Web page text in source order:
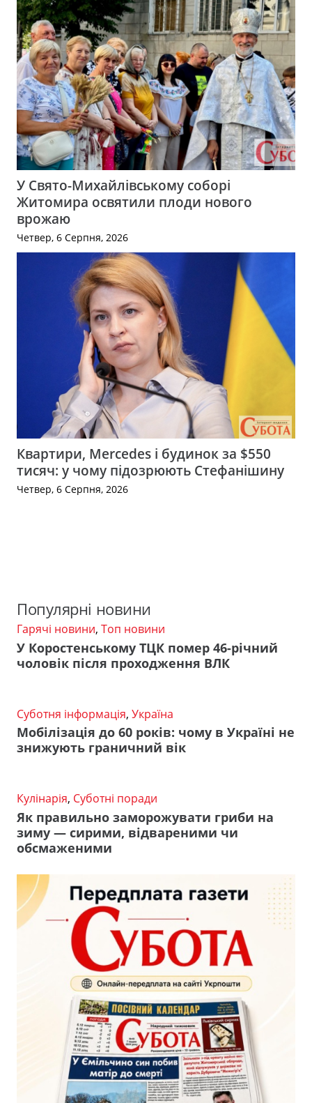
У Свято-Михайлівському соборі
Житомира освятили плоди нового
врожаю
Четвер, 6 Серпня, 2026
Квартири, Mercedes і будинок за $550
тисяч: у чому підозрюють Стефанішину
Четвер, 6 Серпня, 2026
Популярні новини
Гарячі новини, Топ новини
У Коростенському ТЦК помер 46-річний
чоловік після проходження ВЛК
Суботня інформація, Україна
Мобілізація до 60 років: чому в Україні не
знижують граничний вік
Кулінарія, Суботні поради
Як правильно заморожувати гриби на
зиму — сирими, відвареними чи
обсмаженими